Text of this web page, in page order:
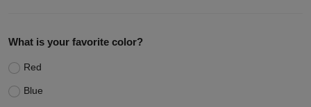
What is your favorite color?
Red
Blue